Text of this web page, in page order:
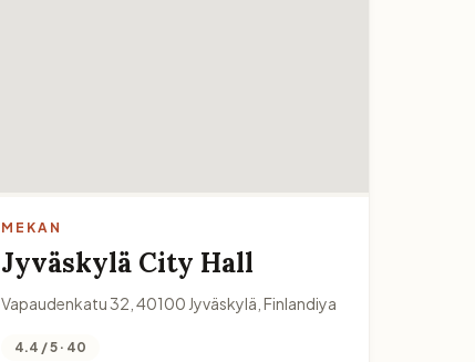
MEKAN
Jyväskylä City Hall
Vapaudenkatu 32, 40100 Jyväskylä, Finlandiya
4.4 / 5 · 40